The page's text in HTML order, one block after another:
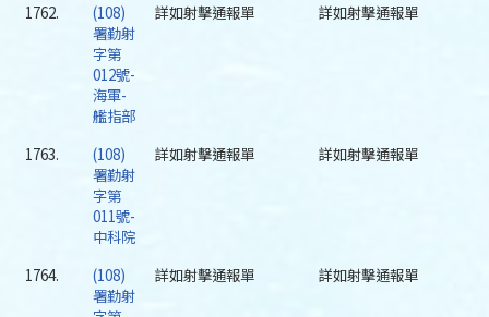
1762.
(108)
署勤射
字第
012號-
海軍-
艦指部
詳如射擊通報單 詳如射擊通報單
1763.
(108)
署勤射
字第
011號-
中科院
詳如射擊通報單 詳如射擊通報單
1764.
(108)
署勤射
詳如射擊通報單 詳如射擊通報單